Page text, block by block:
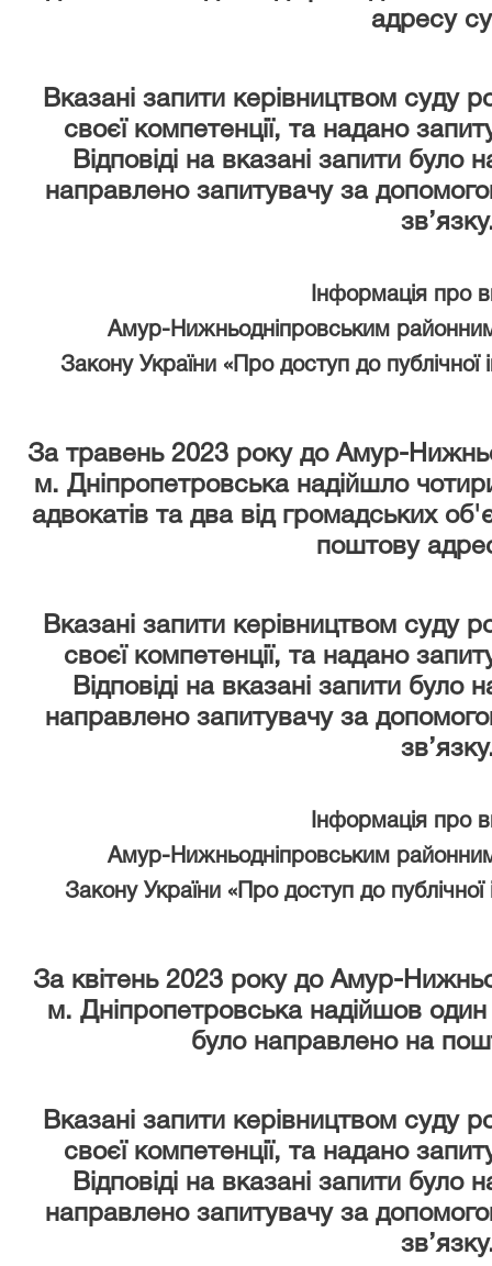
адресу
Вказані запити керівництвом суду
своєї компетенції, та надано
Відповіді на вказані запити
направлено запитувачу за
Інформація про
Амур-Нижньодніпровським
Закону України «Про доступ до публічної
За травень 2023 року до Амур-
м. Дніпропетровська надійшло
адвокатів та два від громадських
поштову
Вказані запити керівництвом суду
своєї компетенції, та надано
Відповіді на вказані запити
направлено запитувачу за
Інформація про
Амур-Нижньодніпровським
Закону України «Про доступ до публічної
За квітень 2023 року до Амур-
м. Дніпропетровська надійшов
було направлено на
Вказані запити керівництвом суду
своєї компетенції, та надано
Відповіді на вказані запити
направлено запитувачу за